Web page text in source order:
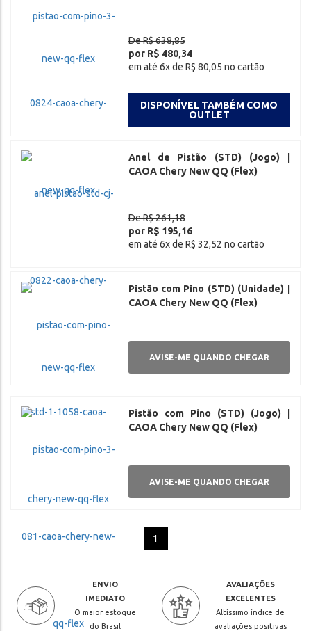
De R$ 638,85
por R$ 480,34
em até 6x de R$ 80,05 no cartão
DISPONÍVEL TAMBÉM COMO
OUTLET
Anel de Pistão (STD) (Jogo) |
CAOA Chery New QQ (Flex)
De R$ 261,18
por R$ 195,16
em até 6x de R$ 32,52 no cartão
Pistão com Pino (STD) (Unidade) |
CAOA Chery New QQ (Flex)
AVISE-ME QUANDO CHEGAR
Pistão com Pino (STD) (Jogo) |
CAOA Chery New QQ (Flex)
AVISE-ME QUANDO CHEGAR
1
ENVIO
IMEDIATO
O maior estoque
do Brasil
AVALIAÇÕES
EXCELENTES
Altíssimo índice de
avaliações positivas